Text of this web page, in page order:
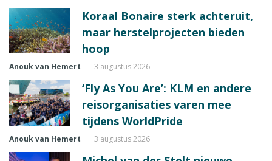
Koraal Bonaire sterk achteruit,
maar herstelprojecten bieden
hoop
Anouk van Hemert 3 augustus 2026
‘Fly As You Are’: KLM en andere
reisorganisaties varen mee
tijdens WorldPride
Anouk van Hemert 3 augustus 2026